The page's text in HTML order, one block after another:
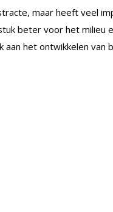
maar heeft veel
beter voor het milieu
het ontwikkelen van